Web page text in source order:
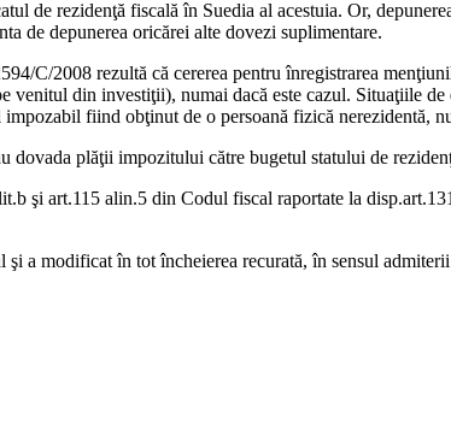
rezidenţă fiscală în Suedia al acestuia. Or,
de depunerea oricărei alte dovezi suplimentare.
C/2008 rezultă că cererea pentru înregistrarea
din investiţii), numai dacă este cazul. Situaţiile de
fiind obţinut de o persoană fizică nerezidentă,
dovada plăţii impozitului către bugetul statului de
şi art.115 alin.5 din Codul fiscal raportate la
a modificat în tot încheierea recurată, în sensul